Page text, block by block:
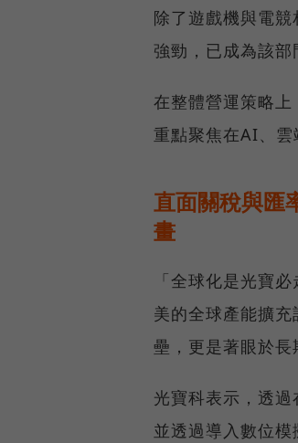
除了遊戲機與電
強勁，已成為該部
在整體營運策略上
重點聚焦在AI、
直面關稅與匯
畫
「全球化是光寶
美的全球產能擴
壘，更是著眼於長
光寶科表示，透
並透過導入數位模